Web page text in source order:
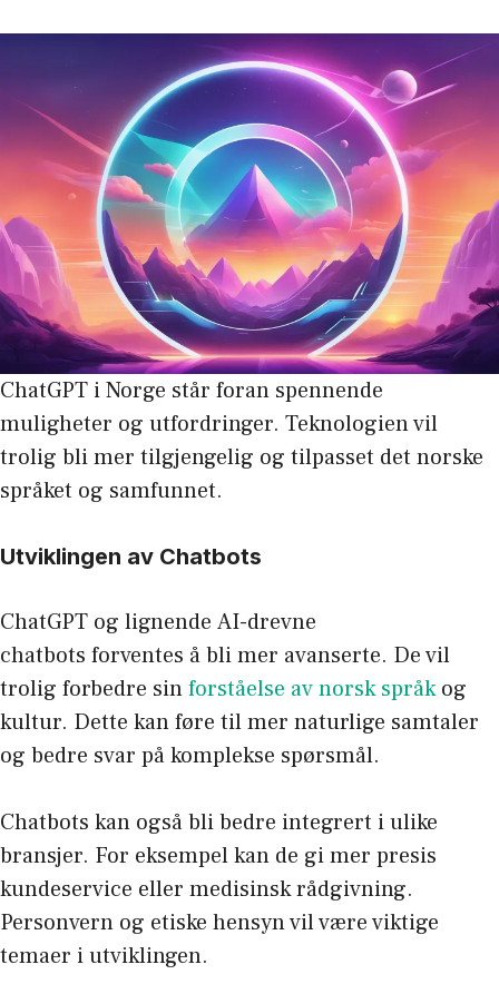
ChatGPT i Norge står foran spennende
muligheter og utfordringer. Teknologien vil
trolig bli mer tilgjengelig og tilpasset det norske
språket og samfunnet.
Utviklingen av Chatbots
ChatGPT og lignende AI-drevne
chatbots forventes å bli mer avanserte. De vil
trolig forbedre sinforståelse av norsk språkog
kultur. Dette kan føre til mer naturlige samtaler
og bedre svar på komplekse spørsmål.
Chatbots kan også bli bedre integrert i ulike
bransjer. For eksempel kan de gi mer presis
kundeservice eller medisinsk rådgivning.
Personvern og etiske hensyn vil være viktige
temaer i utviklingen.